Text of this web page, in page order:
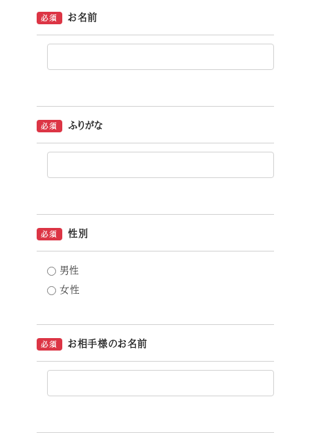
必須 お名前
必須 ふりがな
必須 性別
男性
女性
必須 お相手様のお名前